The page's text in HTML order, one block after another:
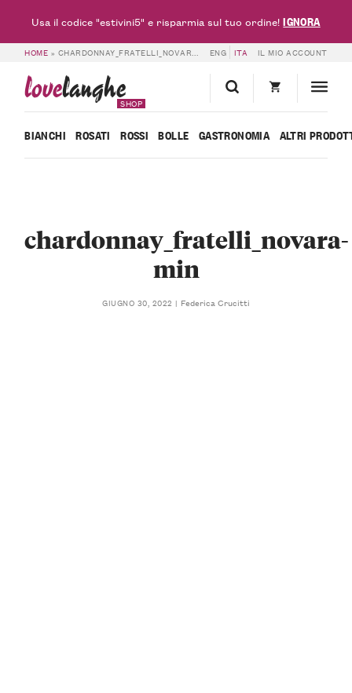
HOME » CHARDONNAY_FRATELLI_NOVARA-MIN ENG ITA IL MIO ACCOUNT
lovelanghe
SHOP
BIANCHI ROSATI ROSSI BOLLE GASTRONOMIA ALTRI
chardonnay_fratelli_novara-
min
GIUGNO 30, 2022 Federica Crucitti
Usa il codice "estivini5" e risparmia sul tuo ordine!IGNORA